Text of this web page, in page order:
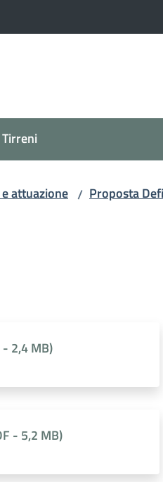
attuazione / Proposta
- 2,4 MB)
- 5,2 MB)